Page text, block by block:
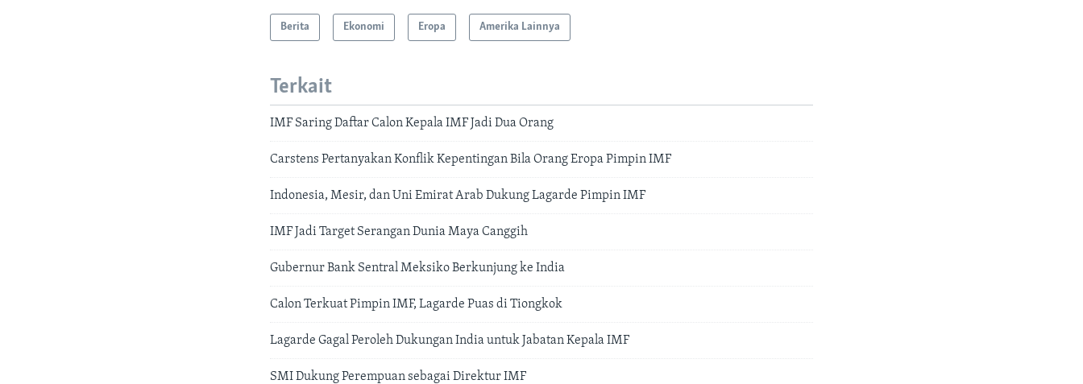
Berita Ekonomi Eropa Amerika Lainnya
Terkait
IMF Saring Daftar Calon Kepala IMF Jadi Dua Orang
Carstens Pertanyakan Konflik Kepentingan Bila Orang Eropa Pimpin IMF
Indonesia, Mesir, dan Uni Emirat Arab Dukung Lagarde Pimpin IMF
IMF Jadi Target Serangan Dunia Maya Canggih
Gubernur Bank Sentral Meksiko Berkunjung ke India
Calon Terkuat Pimpin IMF, Lagarde Puas di Tiongkok
Lagarde Gagal Peroleh Dukungan India untuk Jabatan Kepala IMF
SMI Dukung Perempuan sebagai Direktur IMF